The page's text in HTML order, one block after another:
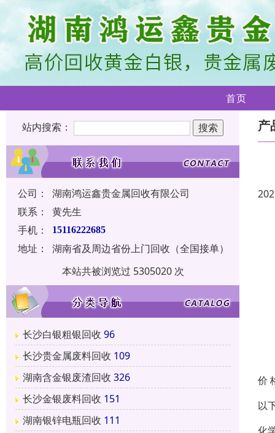
首页
站内搜索：
公司：
湖南鸿运鑫贵金属回收有限公司
联系：
黄先生
手机：
15116222685
地址：
湖南省及周边省份上门回收（全国接单）
本站共被浏览过 5305020 次
长沙白银粗银回收 96
长沙贵金属废料回收 109
湖南含金银废渣回收 326
长沙金银废料回收 151
湖南银锌电瓶回收 111
产
价
以